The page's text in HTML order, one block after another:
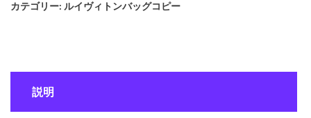
ト
ェ
ト・
カテゴリー: ルイヴィトンバッグコピー
説明